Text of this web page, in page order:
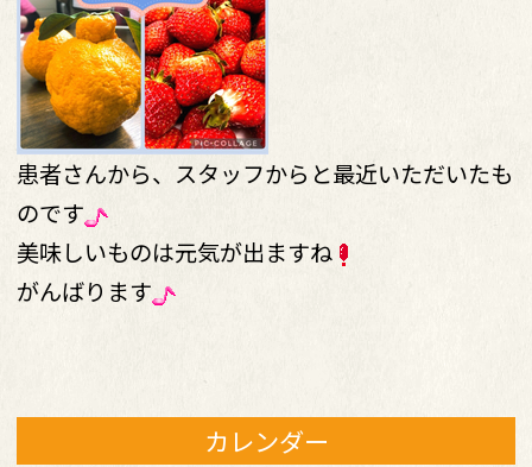
患者さんから、スタッフからと最近いただいたも
のです
美味しいものは元気が出ますね
がんばります
カレンダー